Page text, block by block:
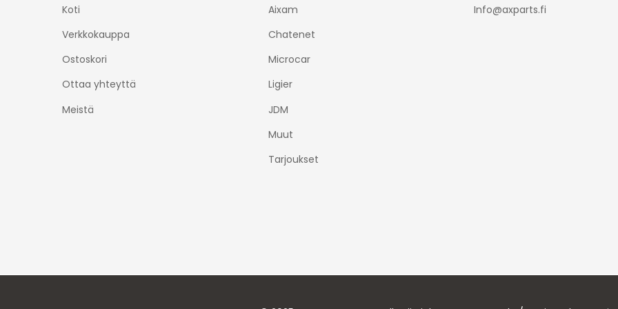
Koti
Verkkokauppa
Ostoskori
Ottaa yhteyttä
Meistä
Aixam
Chatenet
Microcar
Ligier
JDM
Muut
Tarjoukset
Info@axparts.fi